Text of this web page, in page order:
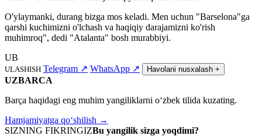
O'ylaymanki, durang bizga mos keladi. Men uchun "Barselona"ga
qarshi kuchimizni o'lchash va haqiqiy darajamizni ko'rish
muhimroq", dedi "Atalanta" bosh murabbiyi.
UB
ULASHISH Telegram ↗ WhatsApp ↗ Havolani nusxalash +
UZBARCA
Barça haqidagi eng muhim yangiliklarni o‘zbek tilida kuzating.
Hamjamiyatga qo‘shilish →
SIZNING FIKRINGIZBu yangilik sizga yoqdimi?